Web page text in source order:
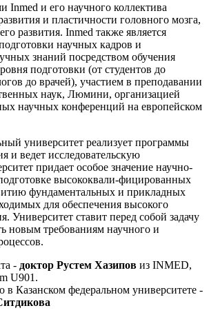
Inmed и его научного коллектива
и пластичности головного мозга,
развития. Inmed также является
научных кадров и
знаний посредством обучения
подготовки (от студентов до
до врачей), участием в преподавании
наук, Люмини, организацией
научных конференций на европейском
университет реализует программы
и ведет исследовательскую
придает особое значение научно-
высококвали-фицированных
фундаментальных и прикладных
для обеспечения высокого
Университет ставит перед собой задачу
новым требованиям научного и
- доктор Рустем Хазипов из INMED,
U901.
в Казанском федеральном университете -